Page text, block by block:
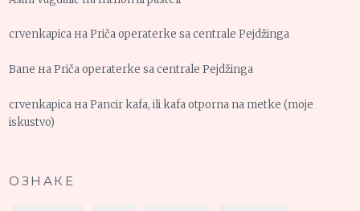
crvenkapica наPriča operaterke sa centrale Pejdžinga
Bane наPriča operaterke sa centrale Pejdžinga
crvenkapica наPancir kafa, ili kafa otporna na metke (moje
iskustvo)
ОЗНАКЕ